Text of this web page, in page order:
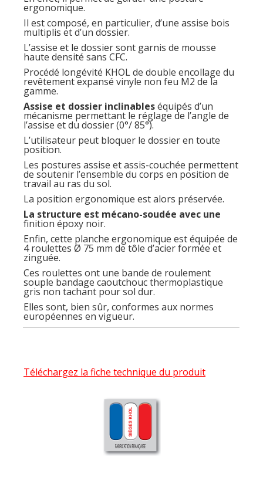
ergonomique.
Il est composé, en particulier, d’une assise bois
multiplis et d’un dossier.
L’assise et le dossier sont garnis de mousse
haute densité sans CFC.
Procédé longévité KHOL de double encollage du
revêtement expansé vinyle non feu M2 de la
gamme.
Assise et dossier inclinableséquipés d’un
mécanisme permettant le réglage de l’angle de
l’assise et du dossier (0°/ 85°).
L’utilisateur peut bloquer le dossier en toute
position.
Les postures assise et assis-couchée permettent
de soutenir l’ensemble du corps en position de
travail au ras du sol.
La position ergonomique est alors préservée.
La structure est mécano-soudée avec une
finition époxy noir.
Enfin, cette planche ergonomique est équipée de
4 roulettes Ø 75 mm de tôle d’acier formée et
zinguée.
Ces roulettes ont une bande de roulement
souple bandage caoutchouc thermoplastique
gris non tachant pour sol dur.
Elles sont, bien sûr, conformes aux normes
européennes en vigueur.
Téléchargez la fiche technique du produit